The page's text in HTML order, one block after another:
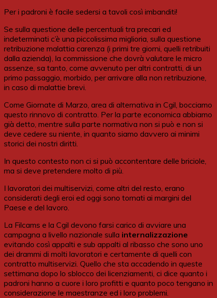
Per i padroni è facile sedersi a tavoli così imbanditi!
Se sulla questione delle percentuali tra precari ed
indeterminati c’è una piccolissima miglioria, sulla questione
retribuzione malattia carenza (i primi tre giorni, quelli retribuiti
dalla azienda), la commissione che dovrà valutare le micro
assenze, sa tanto, come avvenuto per altri contratti, di un
primo passaggio, morbido, per arrivare alla non retribuzione,
in caso di malattie brevi.
Come Giornate di Marzo, area di alternativa in Cgil, bocciamo
questo rinnovo di contratto. Per la parte economica abbiamo
già detto, mentre sulla parte normativa non si può e non si
deve cedere su niente, in quanto siamo davvero ai minimi
storici dei nostri diritti.
In questo contesto non ci si può accontentare delle briciole,
ma si deve pretendere molto di più.
I lavoratori dei multiservizi, come altri del resto, erano
considerati degli eroi ed oggi sono tornati ai margini del
Paese e del lavoro.
La Filcams e la Cgil devono farsi carico di avviare una
campagna a livello nazionale sulla internalizzazione
evitando così appalti e sub appalti al ribasso che sono uno
dei drammi di molti lavoratori e certamente di quelli con
contratto multiservizi. Quello che sta accadendo in queste
settimana dopo lo sblocco dei licenziamenti, ci dice quanto i
padroni hanno a cuore i loro profitti e quanto poco tengano in
considerazione le maestranze ed i loro problemi.